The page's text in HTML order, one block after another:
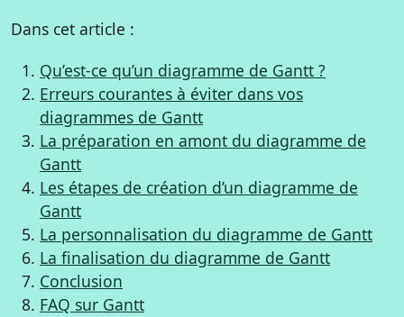
Dans cet article :
Qu’est-ce qu’un diagramme de Gantt ?
Erreurs courantes à éviter dans vos
diagrammes de Gantt
La préparation en amont du diagramme de
Gantt
Les étapes de création d’un diagramme de
Gantt
La personnalisation du diagramme de Gantt
La finalisation du diagramme de Gantt
Conclusion
FAQ sur Gantt